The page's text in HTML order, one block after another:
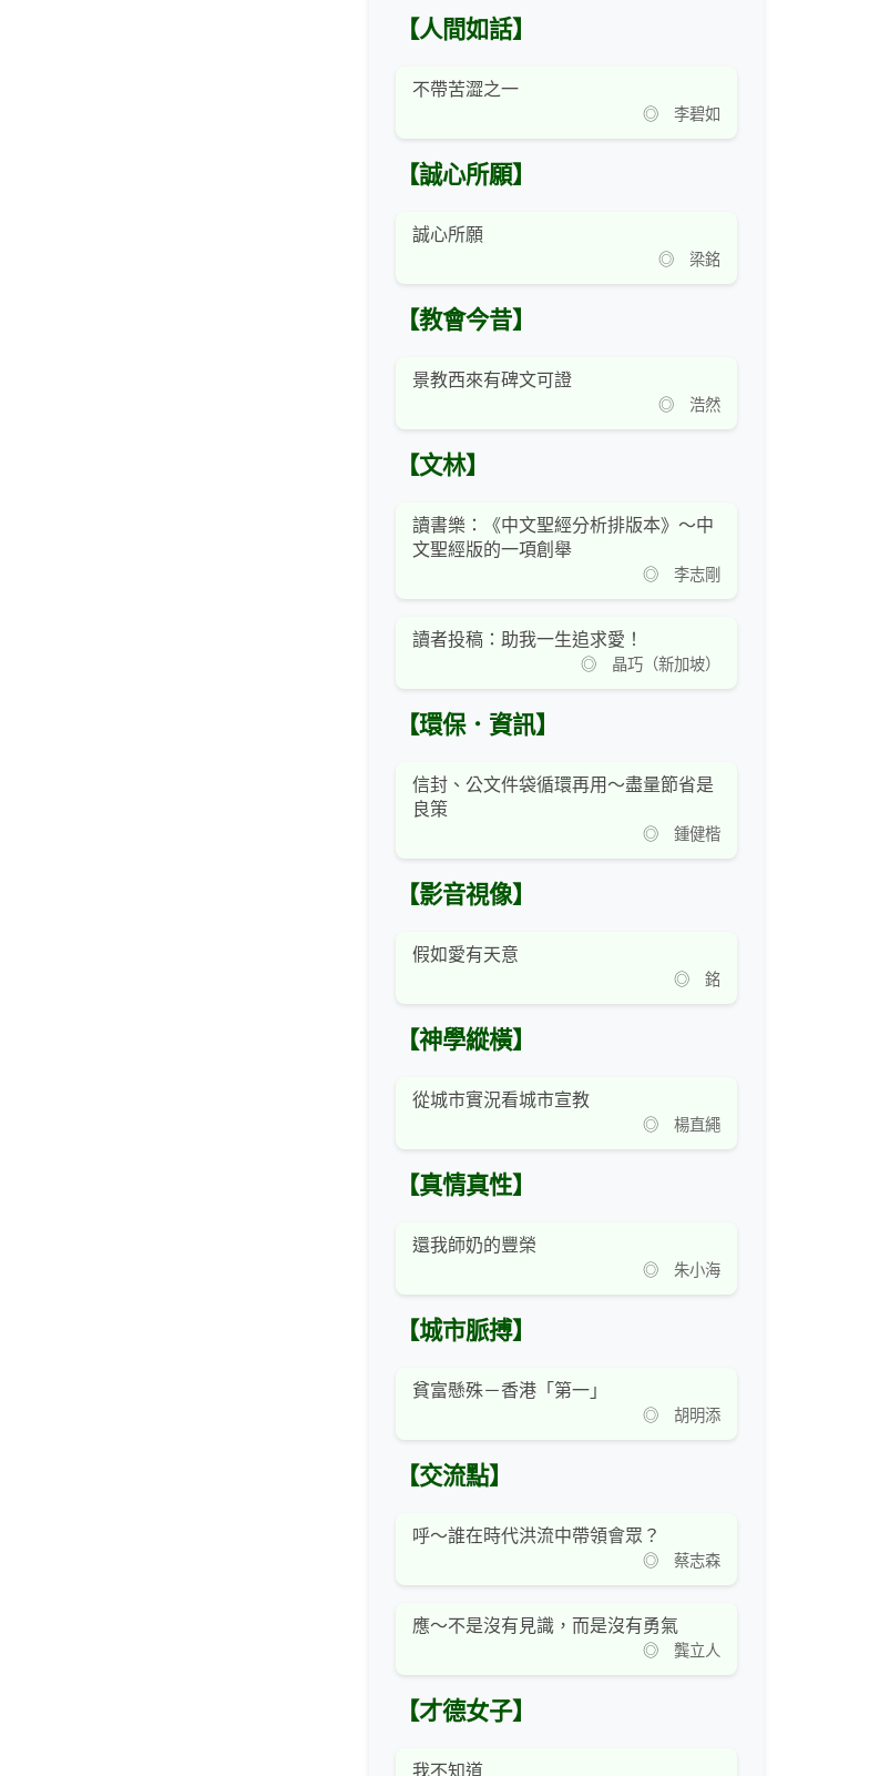
【人間如話】
不帶苦澀之一
◎ 李碧如
【誠心所願】
誠心所願
◎ 梁銘
【教會今昔】
景教西來有碑文可證
◎ 浩然
【文林】
讀書樂：《中文聖經分析排版本》～中
文聖經版的一項創舉
◎ 李志剛
讀者投稿：助我一生追求愛！
◎ 晶巧（新加坡）
【環保．資訊】
信封、公文件袋循環再用～盡量節省是
良策
◎ 鍾健楷
【影音視像】
假如愛有天意
◎ 銘
【神學縱橫】
從城市實況看城市宣教
◎ 楊直繩
【真情真性】
還我師奶的豐榮
◎ 朱小海
【城市脈搏】
貧富懸殊－香港「第一」
◎ 胡明添
【交流點】
呼～誰在時代洪流中帶領會眾？
◎ 蔡志森
應～不是沒有見識，而是沒有勇氣
◎ 龔立人
【才德女子】
我不知道